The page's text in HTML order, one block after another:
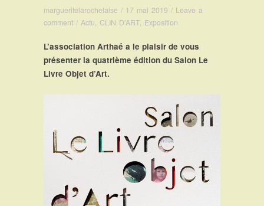
margueritelarochelaise / 17 mai 2019 / Leave a
comment / Actu, CLIN D'ART, Exposition
L’association Arthaé a le plaisir de vous
présenter la quatrième édition du Salon Le
Livre Objet d’Art.